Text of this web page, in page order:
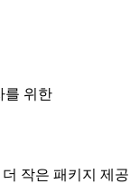
를 위한
작은 패키지 제공